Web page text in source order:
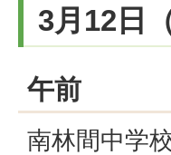
3月12日
午前
南林間中学